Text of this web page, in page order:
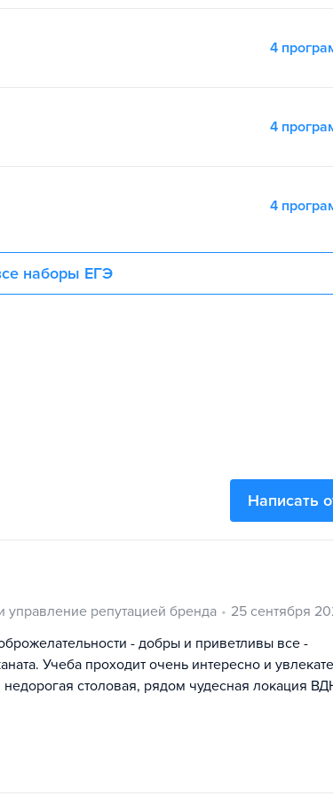
4
4
4
наборы ЕГЭ
Написать
репутацией бренда
25 сентября
- добры и приветливы все -
Учеба проходит очень интересно и
столовая, рядом чудесная локация